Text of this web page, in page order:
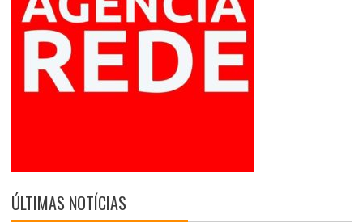
ÚLTIMAS NOTÍCIAS